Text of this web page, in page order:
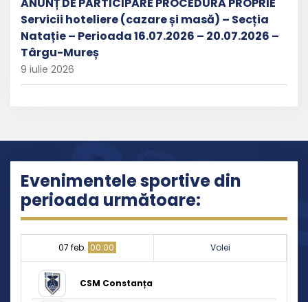
Servicii hoteliere (cazare și masă) – Secția
Natație – Perioada 16.07.2026 – 20.07.2026 –
Târgu-Mureș
9 iulie 2026
Evenimentele sportive din
perioada următoare:
07 feb. 00:00 Volei
CSM Constanța